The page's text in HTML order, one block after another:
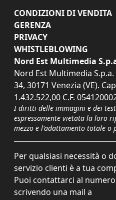
CONDIZIONI DI VENDITA
GERENZA
PRIVACY
WHISTLEBLOWING
Nord Est Multimedia
Nord Est Multimedia
34, 30171 Venezia (VE).
1.432.522,00 C.F.
I diritti delle immagini e dei
espressamente vietata la loro
mezzo e l'adattamento totale o
Per qualsiasi necessità o
servizio clienti è a tua
Puoi contattarci al numero
scrivendo una mail a